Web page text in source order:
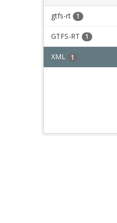
gtfs-rt 1
GTFS-RT 1
XML 1